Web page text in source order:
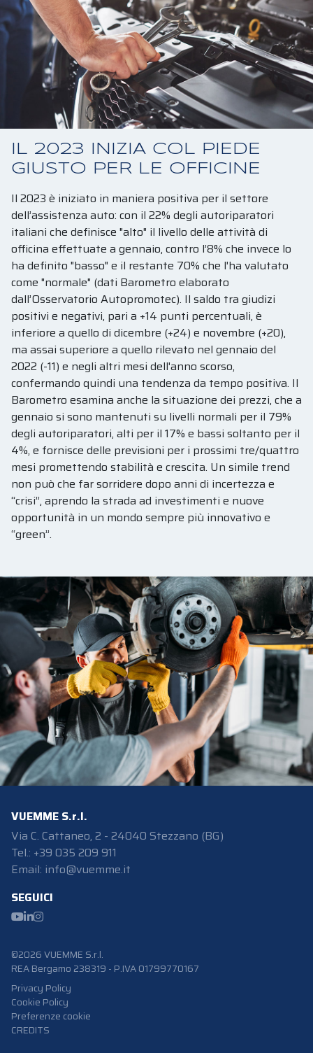
CHI SIAMO
PRODOTTI E SETTORI
CATALOGHI
SERVIZI
NEWS
LAVORA CON NOI
CONTATTI
IL 2023 INIZIA COL PIEDE
GIUSTO PER LE OFFICINE
Il 2023 è iniziato in maniera positiva per il settore
dell’assistenza auto: con il 22% degli autoriparatori
italiani che definisce "alto" il livello delle attività di
officina effettuate a gennaio, contro l’8% che invece lo
ha definito "basso" e il restante 70% che l'ha valutato
come "normale" (dati Barometro elaborato
dall’Osservatorio Autopromotec). Il saldo tra giudizi
positivi e negativi, pari a +14 punti percentuali, è
inferiore a quello di dicembre (+24) e novembre (+20),
ma assai superiore a quello rilevato nel gennaio del
2022 (-11) e negli altri mesi dell'anno scorso,
confermando quindi una tendenza da tempo positiva. Il
Barometro esamina anche la situazione dei prezzi, che a
gennaio si sono mantenuti su livelli normali per il 79%
degli autoriparatori, alti per il 17% e bassi soltanto per il
4%, e fornisce delle previsioni per i prossimi tre/quattro
mesi promettendo stabilità e crescita. Un simile trend
non può che far sorridere dopo anni di incertezza e
“crisi”, aprendo la strada ad investimenti e nuove
opportunità in un mondo sempre più innovativo e
“green”.
VUEMME S.r.l.
Via C. Cattaneo, 2 - 24040 Stezzano (BG)
Tel.: +39 035 209 911
Email: info@vuemme.it
SEGUICI
©2026 VUEMME S.r.l.
REA Bergamo 238319 - P.IVA 01799770167
Privacy Policy
Cookie Policy
Preferenze cookie
CREDITS